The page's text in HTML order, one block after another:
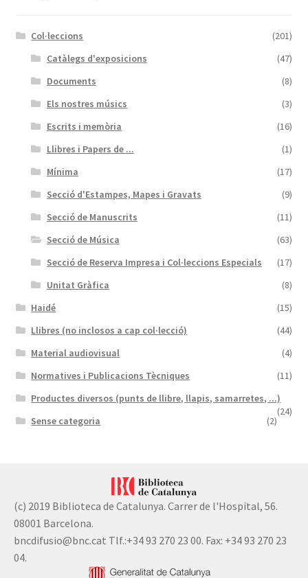
Col·leccions
(201)
Catàlegs d'exposicions
(47)
Documents
(8)
Els nostres músics
(3)
Escrits i memòria
(16)
Llibres i Papers de ...
(1)
Mínima
(17)
Secció d'Estampes, Mapes i Gravats
(9)
Secció de Manuscrits
(11)
Secció de Música
(63)
Secció de Reserva Impresa i Col·leccions Especials
(17)
Unitat Gràfica
(8)
Haidé
(15)
Llibres (no inclosos a cap col·lecció)
(44)
Material audiovisual
(4)
Normatives i Publicacions Tècniques
(11)
Productes diversos (punts de llibre, llapis, samarretes, ...)
(24)
Sense categoria (2)
(c) 2019 Biblioteca de Catalunya. Carrer de l'Hospital, 56.
08001 Barcelona.
bncdifusio@bnc.cat Tlf.:+34 93 270 23 00. Fax: +34 93 270 23
04.